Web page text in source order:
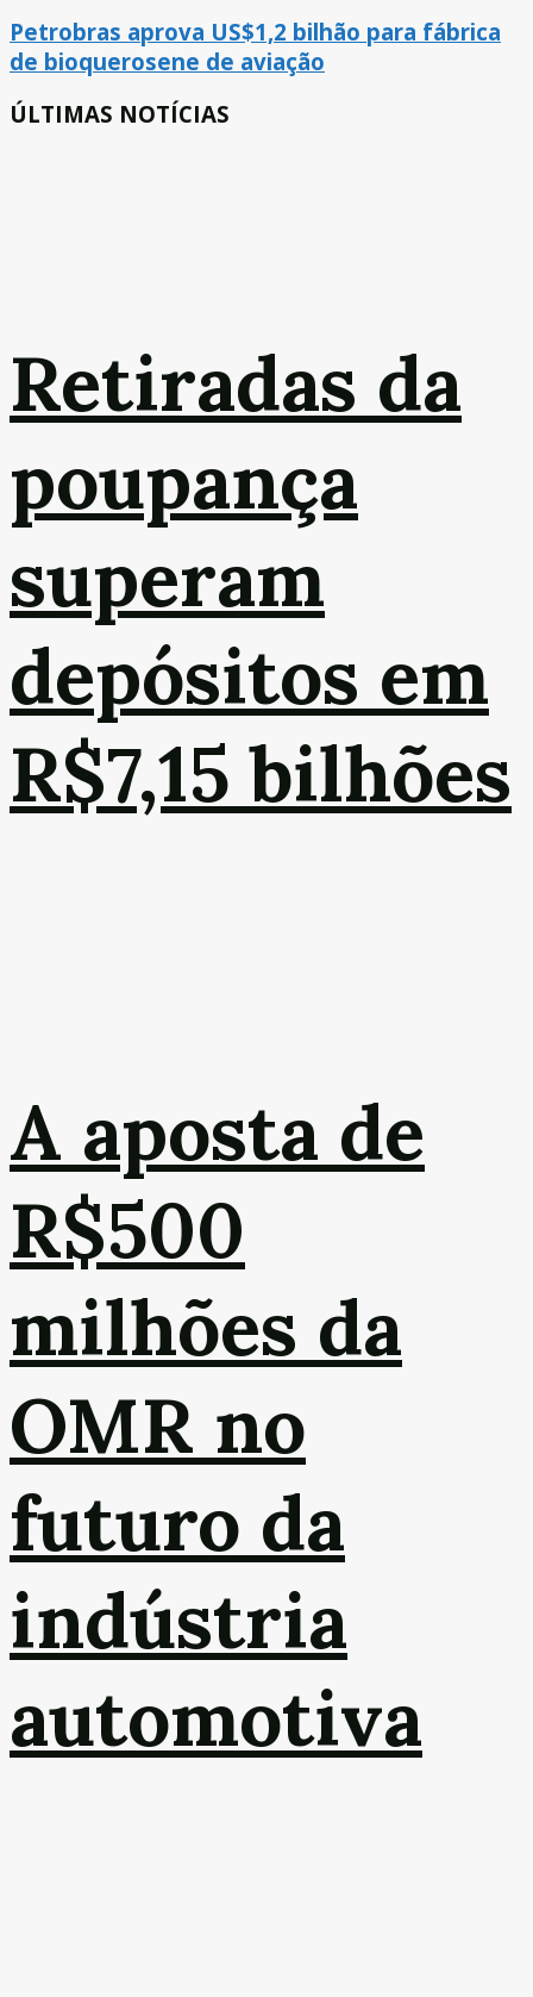
Petrobras aprova US$1,2 bilhão para fábrica
de bioquerosene de aviação
ÚLTIMAS NOTÍCIAS
Retiradas da
poupança
superam
depósitos em
R$7,15 bilhões
A aposta de
R$500
milhões da
OMR no
futuro da
indústria
automotiva